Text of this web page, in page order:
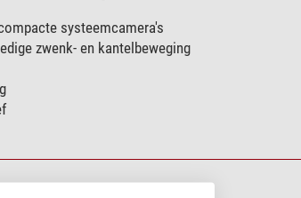
systeemcamera's
zwenk- en kantelbeweging